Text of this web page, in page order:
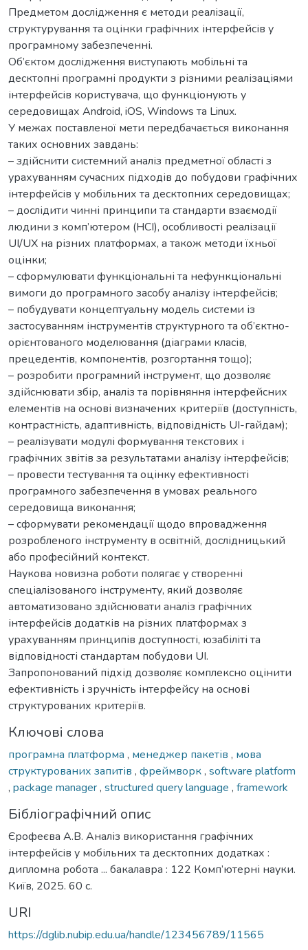
Предметом дослідження є методи реалізації,
структурування та оцінки графічних інтерфейсів у
програмному забезпеченні.
Об’єктом дослідження виступають мобільні та
десктопні програмні продукти з різними реалізаціями
інтерфейсів користувача, що функціонують у
середовищах Android, iOS, Windows та Linux.
У межах поставленої мети передбачається виконання
таких основних завдань:
– здійснити системний аналіз предметної області з
урахуванням сучасних підходів до побудови графічних
інтерфейсів у мобільних та десктопних середовищах;
– дослідити чинні принципи та стандарти взаємодії
людини з комп’ютером (HCI), особливості реалізації
UI/UX на різних платформах, а також методи їхньої
оцінки;
– сформулювати функціональні та нефункціональні
вимоги до програмного засобу аналізу інтерфейсів;
– побудувати концептуальну модель системи із
застосуванням інструментів структурного та об’єктно-
орієнтованого моделювання (діаграми класів,
прецедентів, компонентів, розгортання тощо);
– розробити програмний інструмент, що дозволяє
здійснювати збір, аналіз та порівняння інтерфейсних
елементів на основі визначених критеріїв (доступність,
контрастність, адаптивність, відповідність UI-гайдам);
– реалізувати модулі формування текстових і
графічних звітів за результатами аналізу інтерфейсів;
– провести тестування та оцінку ефективності
програмного забезпечення в умовах реального
середовища виконання;
– сформувати рекомендації щодо впровадження
розробленого інструменту в освітній, дослідницький
або професійний контекст.
Наукова новизна роботи полягає у створенні
спеціалізованого інструменту, який дозволяє
автоматизовано здійснювати аналіз графічних
інтерфейсів додатків на різних платформах з
урахуванням принципів доступності, юзабіліті та
відповідності стандартам побудови UI.
Запропонований підхід дозволяє комплексно оцінити
ефективність і зручність інтерфейсу на основі
структурованих критеріїв.
Ключові слова
програмна платформа , менеджер пакетів , мова
структурованих запитів , фреймворк, software platform
, package manager, structured query language , framework
Бібліографічний опис
Єрофеєва А.В. Аналіз використання графічних
інтерфейсів у мобільних та десктопних додатках :
дипломна робота ... бакалавра : 122 Комп’ютерні науки.
Київ, 2025. 60 с.
URI
https://dglib.nubip.edu.ua/handle/123456789/11565